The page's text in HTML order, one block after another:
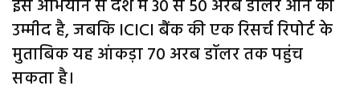
इस अभियान से देश में 30 से 50 अरब डॉलर आने की
उम्मीद है, जबकि ICICI बैंक की एक रिसर्च रिपोर्ट के
मुताबिक यह आंकड़ा 70 अरब डॉलर तक पहुंच
सकता है।